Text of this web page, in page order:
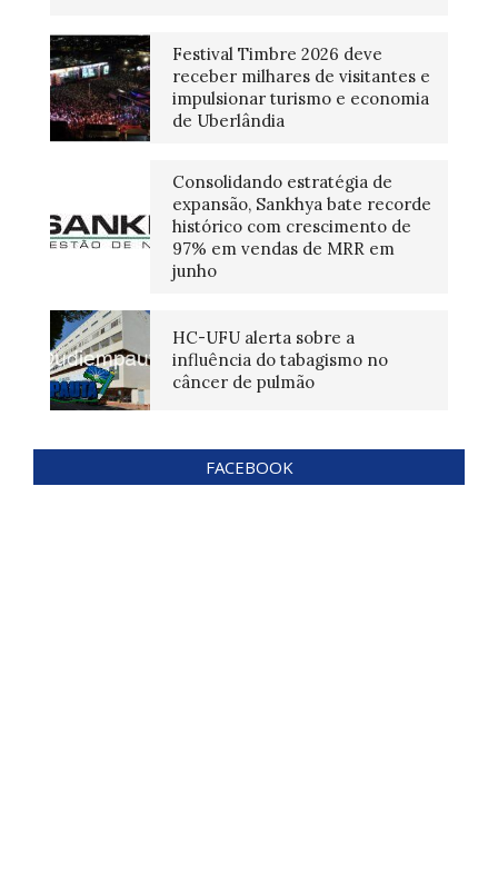
Festival Timbre 2026 deve
receber milhares de visitantes e
impulsionar turismo e economia
de Uberlândia
Consolidando estratégia de
expansão, Sankhya bate recorde
histórico com crescimento de
97% em vendas de MRR em
junho
HC-UFU alerta sobre a
influência do tabagismo no
câncer de pulmão
FACEBOOK